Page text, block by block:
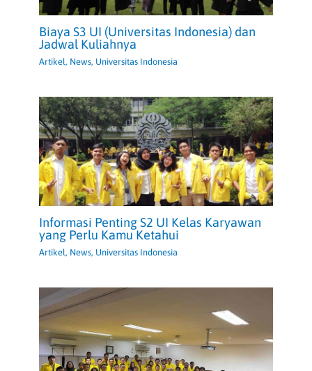
Biaya S3 UI (Universitas Indonesia) dan
Jadwal Kuliahnya
Artikel, News, Universitas Indonesia
Informasi Penting S2 UI Kelas Karyawan
yang Perlu Kamu Ketahui
Artikel, News, Universitas Indonesia